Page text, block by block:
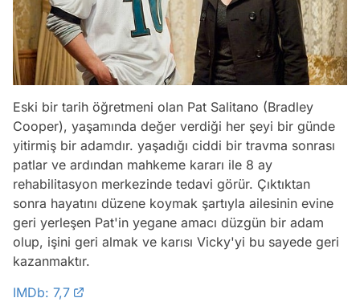
Eski bir tarih öğretmeni olan Pat Salitano (Bradley
Cooper), yaşamında değer verdiği her şeyi bir günde
yitirmiş bir adamdır. yaşadığı ciddi bir travma sonrası
patlar ve ardından mahkeme kararı ile 8 ay
rehabilitasyon merkezinde tedavi görür. Çıktıktan
sonra hayatını düzene koymak şartıyla ailesinin evine
geri yerleşen Pat'in yegane amacı düzgün bir adam
olup, işini geri almak ve karısı Vicky'yi bu sayede geri
kazanmaktır.
IMDb: 7,7